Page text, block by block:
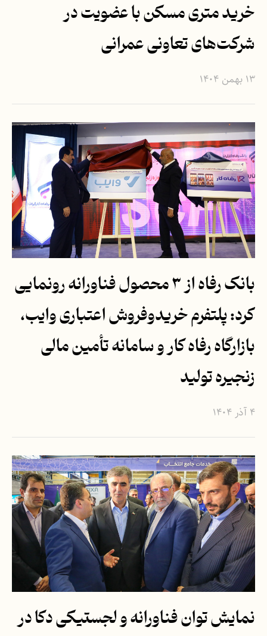
خرید متری مسکن با عضویت در
شرکت‌های تعاونی عمرانی
۱۳ بهمن ۱۴۰۴
بانک رفاه از ۳ محصول فناورانه رونمایی
کرد: پلتفرم خریدوفروش اعتباری وایب،
بازارگاه رفاه کار و سامانه تأمین مالی
زنجیره تولید
۴ آذر ۱۴۰۴
نمایش توان فناورانه و لجستیکی دکا در